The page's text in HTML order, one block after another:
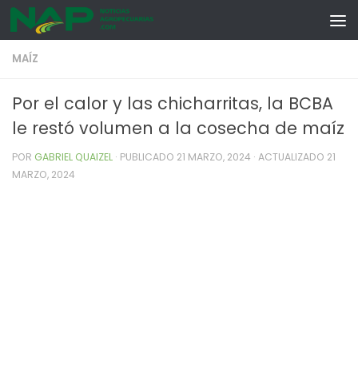
Skip to content
MAÍZ
Por el calor y las chicharritas, la BCBA
le restó volumen a la cosecha de maíz
POR GABRIEL QUAIZEL · PUBLICADO 21 MARZO, 2024 · ACTUALIZADO 21
MARZO, 2024